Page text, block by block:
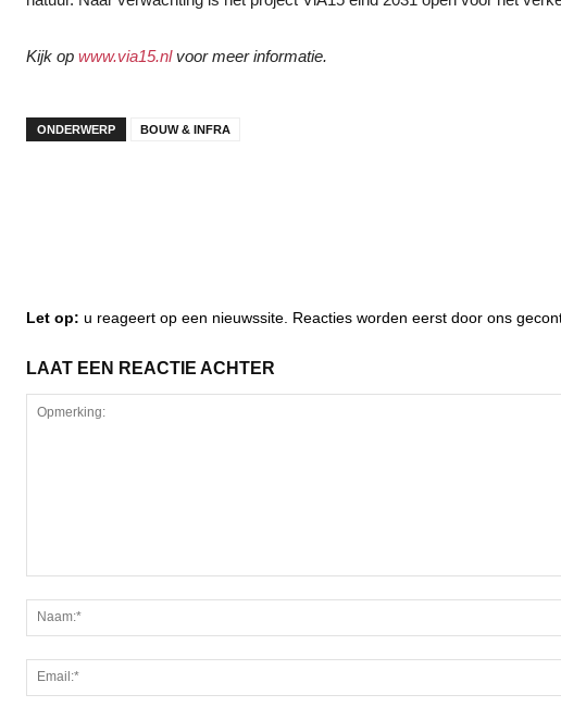
Kijk op www.via15.nlvoor meer informatie.
ONDERWERP BOUW & INFRA
Let op: u reageert op een nieuwssite. Reacties worden eerst door ons
LAAT EEN REACTIE ACHTER